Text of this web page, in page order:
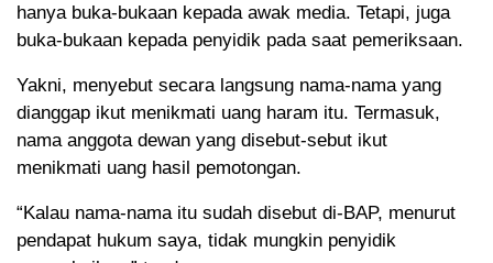
hanya buka-bukaan kepada awak media. Tetapi, juga
buka-bukaan kepada penyidik pada saat pemeriksaan.
Yakni, menyebut secara langsung nama-nama yang
dianggap ikut menikmati uang haram itu. Termasuk,
nama anggota dewan yang disebut-sebut ikut
menikmati uang hasil pemotongan.
“Kalau nama-nama itu sudah disebut di-BAP, menurut
pendapat hukum saya, tidak mungkin penyidik